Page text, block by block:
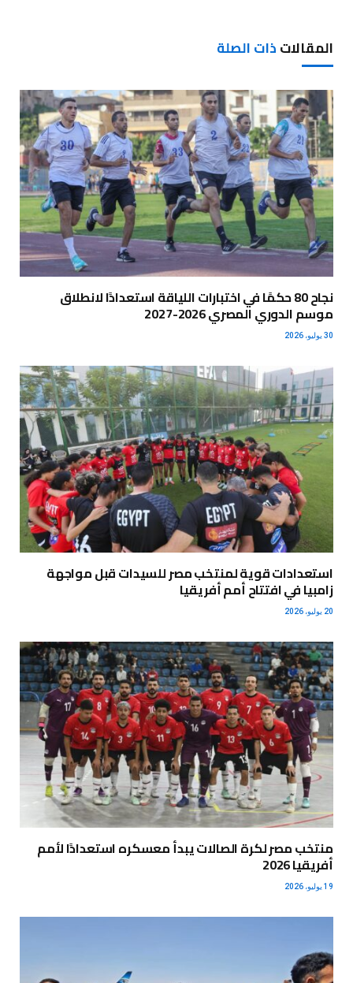
المقالاتذات الصلة
نجاح 80 حكمًا في اختبارات اللياقة استعدادًا لانطلاق
موسم الدوري المصري 2026-2027
30 يوليو، 2026
استعدادات قوية لمنتخب مصر للسيدات قبل مواجهة
زامبيا في افتتاح أمم أفريقيا
20 يوليو، 2026
منتخب مصر لكرة الصالات يبدأ معسكره استعدادًا لأمم
أفريقيا 2026
19 يوليو، 2026